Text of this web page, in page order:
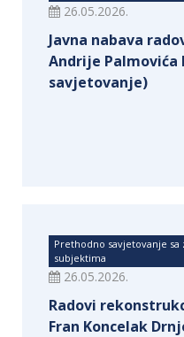
26.05.2026.
Javna nabava
Andrije Palmovića
savjetovanje)
Prethodno savjetovanje
subjektima
26.05.2026.
Radovi
Fran Koncelak